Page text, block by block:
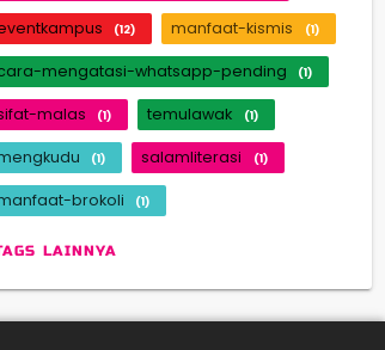
(12) manfaat-kismis (1)
mengatasi-whatsapp-pending (1)
malas (1) temulawak (1)
(1) salamliterasi (1)
brokoli (1)
LAINNYA